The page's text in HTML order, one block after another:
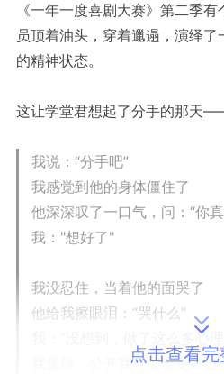
《一年一度喜剧大赛》第二季
员顶着油头，穿着邋遢，演绎
的精神状态。
这让学堂君想起了分手的那天
我说：“分手吧”
我感觉到他的身体僵住了
他深深叹了一口气，问：“你
我："想好了"
我没忍住，当着他的面哭了
他给我擦眼泪：“哭什么”
我：“没想到，做了这么多心
我觉得，分开我可能会更好过
点击查看